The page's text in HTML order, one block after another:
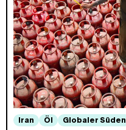
Iran Öl Globaler Süden